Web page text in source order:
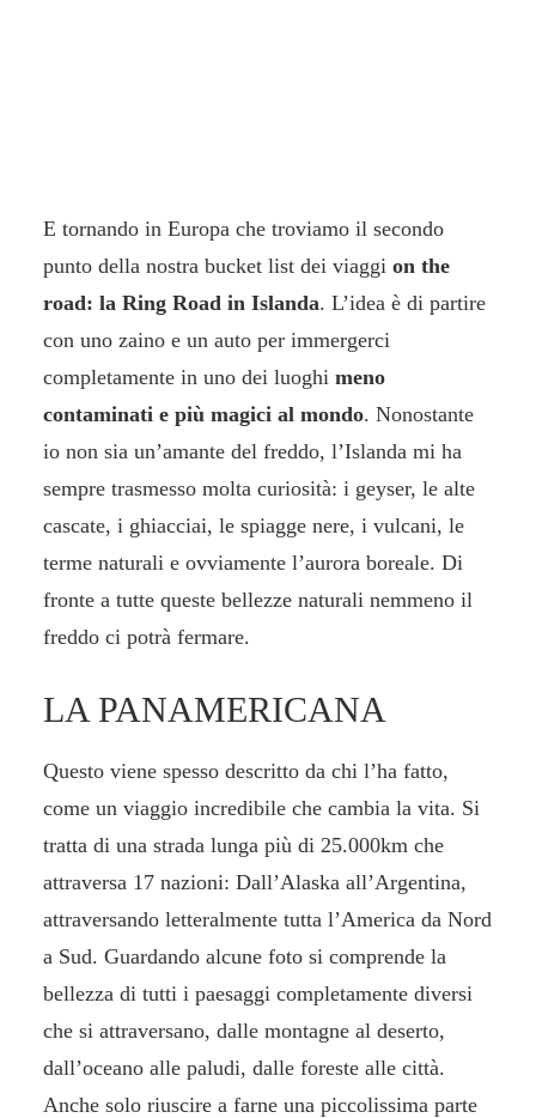
E tornando in Europa che troviamo il secondo
punto della nostra bucket list dei viaggi on the
road: la Ring Road in Islanda. L’idea è di partire
con uno zaino e un auto per immergerci
completamente in uno dei luoghi meno
contaminati e più magici al mondo. Nonostante
io non sia un’amante del freddo, l’Islanda mi ha
sempre trasmesso molta curiosità: i geyser, le alte
cascate, i ghiacciai, le spiagge nere, i vulcani, le
terme naturali e ovviamente l’aurora boreale. Di
fronte a tutte queste bellezze naturali nemmeno il
freddo ci potrà fermare.
LA PANAMERICANA
Questo viene spesso descritto da chi l’ha fatto,
come un viaggio incredibile che cambia la vita. Si
tratta di una strada lunga più di 25.000km che
attraversa 17 nazioni: Dall’Alaska all’Argentina,
attraversando letteralmente tutta l’America da Nord
a Sud. Guardando alcune foto si comprende la
bellezza di tutti i paesaggi completamente diversi
che si attraversano, dalle montagne al deserto,
dall’oceano alle paludi, dalle foreste alle città.
Anche solo riuscire a farne una piccolissima parte